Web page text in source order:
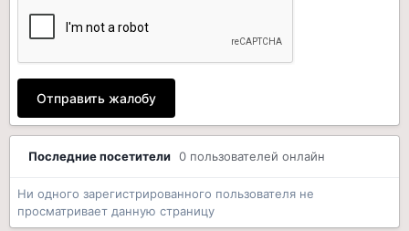
Отправить жалобу
Последние посетители 0 пользователей онлайн
Ни одного зарегистрированного пользователя не
просматривает данную страницу